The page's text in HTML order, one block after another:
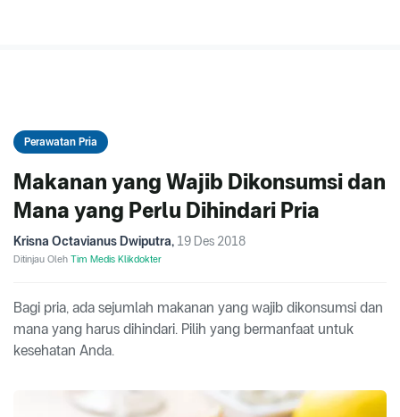
Perawatan Pria
Makanan yang Wajib Dikonsumsi dan
Mana yang Perlu Dihindari Pria
Krisna Octavianus Dwiputra, 19 Des 2018
Ditinjau Oleh Tim Medis Klikdokter
Bagi pria, ada sejumlah makanan yang wajib dikonsumsi dan
mana yang harus dihindari. Pilih yang bermanfaat untuk
kesehatan Anda.